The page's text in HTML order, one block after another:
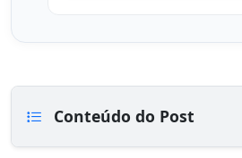
Conteúdo do Post